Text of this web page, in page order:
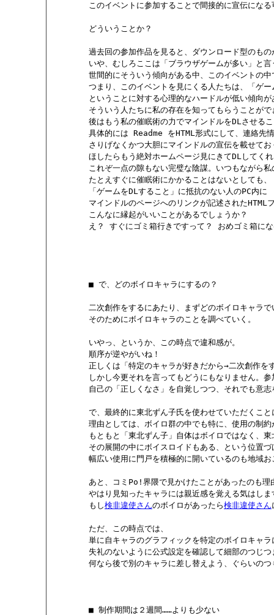
このイベントに参加することで間接的に宣伝になる
        どういうことか？
過去回の参加作品を見ると、ダウンロード型のもの
いや、むしろここは「ブラウザゲームが多い」と言
世間的にそういう傾向がある中、このイベントの中
つまり、このイベントを見にくる人たちは、「ゲー
ということに対する心理的なハードルが低い傾向が
そういう人たちに私の存在を知ってもらうことがで
後はもう私の催眠術の力でマインドルをDLさせる
具体的には Readme をHTML形式にして、連絡先情
さりげなくかつ大胆にマインドルの宣伝を載せてお
ほしたらもう絶対ホームページ見にきてDLしてく
これぞ一点の隙もない完璧な陰謀。いつもながら私
        たとえすぐに催眠術にかかることはないとしても、
        「ゲームをDLすること」に抵抗のない人のPC内に
マインドルのページへのリンクが記述されたHTML
        こんなに縁起がいいことがあるでしょうか？
え？ すぐにゴミ箱行きですって？ おめゴミ箱に
        ■ で、どのボイロキャラにするの？
二次創作をするにあたり、まずどのボイロキャラで
        そのためにボイロキャラのことを調べていく。
        いやっ、というか、この時点で違和感が。
        順序が逆やがいね！
正しくは「特定のキャラが好きだから→二次創作を
しかし今更それを言ってもどうにもなりません。
自己の「正しくなさ」を自覚しつつ、それでも意
で、最終的に東北ずん子氏を使わせていただくこと
理由としては、ボイロ群の中でも特に、使用の制約
もともと「東北ずん子」自体はボイロではなく、東
その展開の中にボイスロイドもある、という位置づ
幅広い使用に門戸を積極的に開いているのも地域
あと、コミPo!界隈で見かけたことがあったのも理
やはり見知ったキャラには親近感を覚える気はしま
        もし
検非違使さんのボイロがあったら検非違使さん
        ただ、この時点では、
単に自キャラのグラフィックを特定のボイロキャラ
失礼のないように公式設定を確認して細部のつじつ
何なら後で別のキャラに差し替えよう、ぐらいのつ
        ■ 制作期間は２週間……よりも少ない